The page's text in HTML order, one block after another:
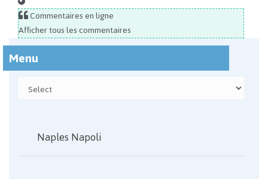
Commentaires en ligne
Afficher tous les commentaires
Menu
Naples Napoli